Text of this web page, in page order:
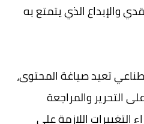
والإبداع الذي يتمتع به
تعيد صياغة المحتوى،
التحرير والمراجعة
التغييرات اللازمة على